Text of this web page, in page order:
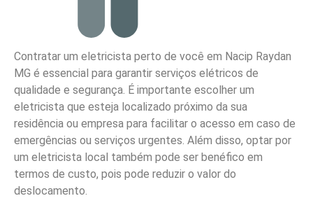
Contratar um eletricista perto de você em Nacip Raydan
MG é essencial para garantir serviços elétricos de
qualidade e segurança. É importante escolher um
eletricista que esteja localizado próximo da sua
residência ou empresa para facilitar o acesso em caso de
emergências ou serviços urgentes. Além disso, optar por
um eletricista local também pode ser benéfico em
termos de custo, pois pode reduzir o valor do
deslocamento.